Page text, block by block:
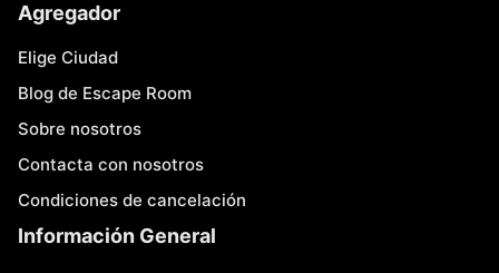
Agregador
Elige Ciudad
Blog de Escape Room
Sobre nosotros
Contacta con nosotros
Condiciones de cancelación
Información General